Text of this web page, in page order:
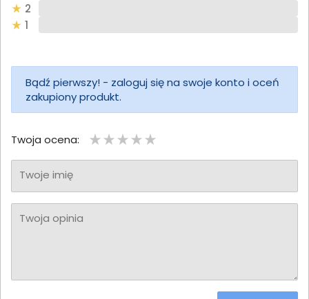
2
1
Bądź pierwszy! - zaloguj się na swoje konto i oceń
zakupiony produkt.
Twoja ocena:
Twoje imię
Twoja opinia